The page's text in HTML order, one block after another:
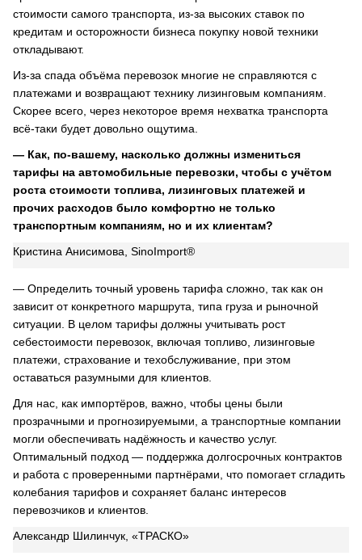
стоимости самого транспорта, из-за высоких ставок по
кредитам и осторожности бизнеса покупку новой техники
откладывают.
Из-за спада объёма перевозок многие не справляются с
платежами и возвращают технику лизинговым компаниям.
Скорее всего, через некоторое время нехватка транспорта
всё-таки будет довольно ощутима.
— Как, по-вашему, насколько должны измениться
тарифы на автомобильные перевозки, чтобы с учётом
роста стоимости топлива, лизинговых платежей и
прочих расходов было комфортно не только
транспортным компаниям, но и их клиентам?
Кристина Анисимова, SinoImport®
— Определить точный уровень тарифа сложно, так как он
зависит от конкретного маршрута, типа груза и рыночной
ситуации. В целом тарифы должны учитывать рост
себестоимости перевозок, включая топливо, лизинговые
платежи, страхование и техобслуживание, при этом
оставаться разумными для клиентов.
Для нас, как импортёров, важно, чтобы цены были
прозрачными и прогнозируемыми, а транспортные компании
могли обеспечивать надёжность и качество услуг.
Оптимальный подход — поддержка долгосрочных контрактов
и работа с проверенными партнёрами, что помогает сгладить
колебания тарифов и сохраняет баланс интересов
перевозчиков и клиентов.
Александр Шилинчук, «ТРАСКО»